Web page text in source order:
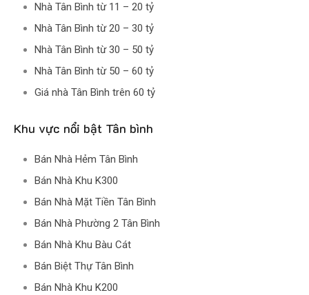
Nhà Tân Bình từ 11 – 20 tỷ
Nhà Tân Bình từ 20 – 30 tỷ
Nhà Tân Bình từ 30 – 50 tỷ
Nhà Tân Bình từ 50 – 60 tỷ
Giá nhà Tân Bình trên 60 tỷ
Khu vực nổi bật Tân bình
Bán Nhà Hẻm Tân Bình
Bán Nhà Khu K300
Bán Nhà Mặt Tiền Tân Bình
Bán Nhà Phường 2 Tân Bình
Bán Nhà Khu Bàu Cát
Bán Biệt Thự Tân Bình
Bán Nhà Khu K200